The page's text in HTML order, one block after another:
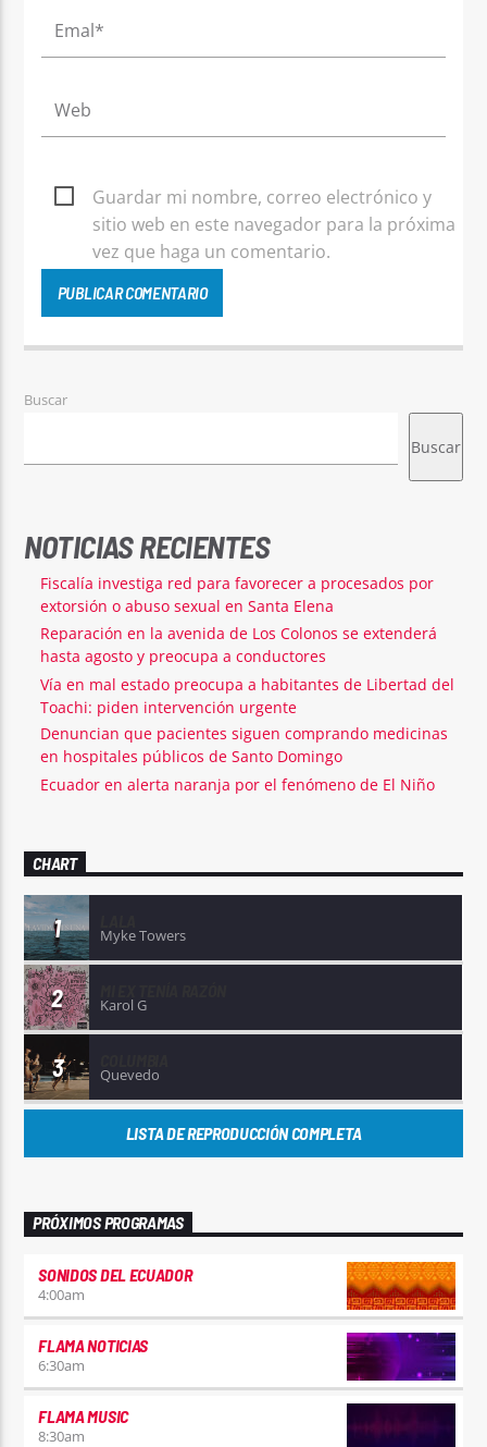
Guardar mi nombre, correo electrónico y
sitio web en este navegador para la próxima
vez que haga un comentario.
Buscar
Buscar
NOTICIAS RECIENTES
Fiscalía investiga red para favorecer a procesados por
extorsión o abuso sexual en Santa Elena
Reparación en la avenida de Los Colonos se extenderá
hasta agosto y preocupa a conductores
Vía en mal estado preocupa a habitantes de Libertad del
Toachi: piden intervención urgente
Denuncian que pacientes siguen comprando medicinas
en hospitales públicos de Santo Domingo
Ecuador en alerta naranja por el fenómeno de El Niño
CHART
1 Myke Towers
2 Karol G
3 Quevedo
LISTA DE REPRODUCCIÓN COMPLETA
PRÓXIMOS PROGRAMAS
SONIDOS DEL ECUADOR
4:00am
FLAMA NOTICIAS
6:30am
FLAMA MUSIC
8:30am